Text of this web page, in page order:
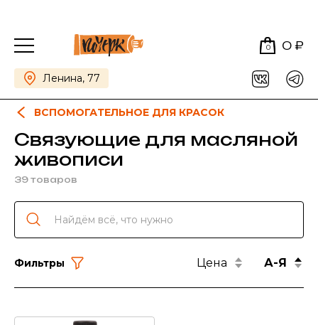
0 0 ₽
Ленина, 77
ВСПОМОГАТЕЛЬНОЕ ДЛЯ КРАСОК
Связующие для масляной
живописи
39 товаров
Фильтры Цена А-Я